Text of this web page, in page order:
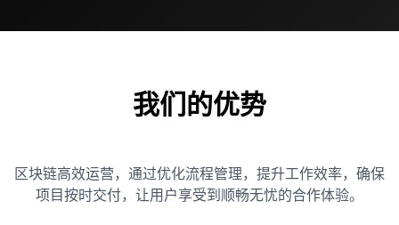
我们的优势
区块链高效运营，通过优化流程管理，提升工作效率，确保
项目按时交付，让用户享受到顺畅无忧的合作体验。